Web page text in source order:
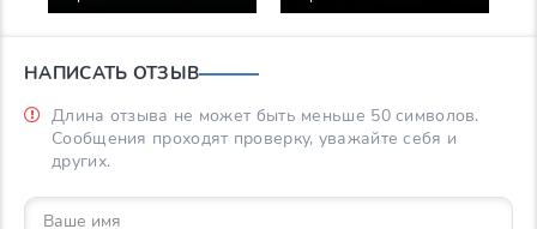
НАПИСАТЬ ОТЗЫВ
Длина отзыва не может быть меньше 50 символов.
Сообщения проходят проверку, уважайте себя и
других.